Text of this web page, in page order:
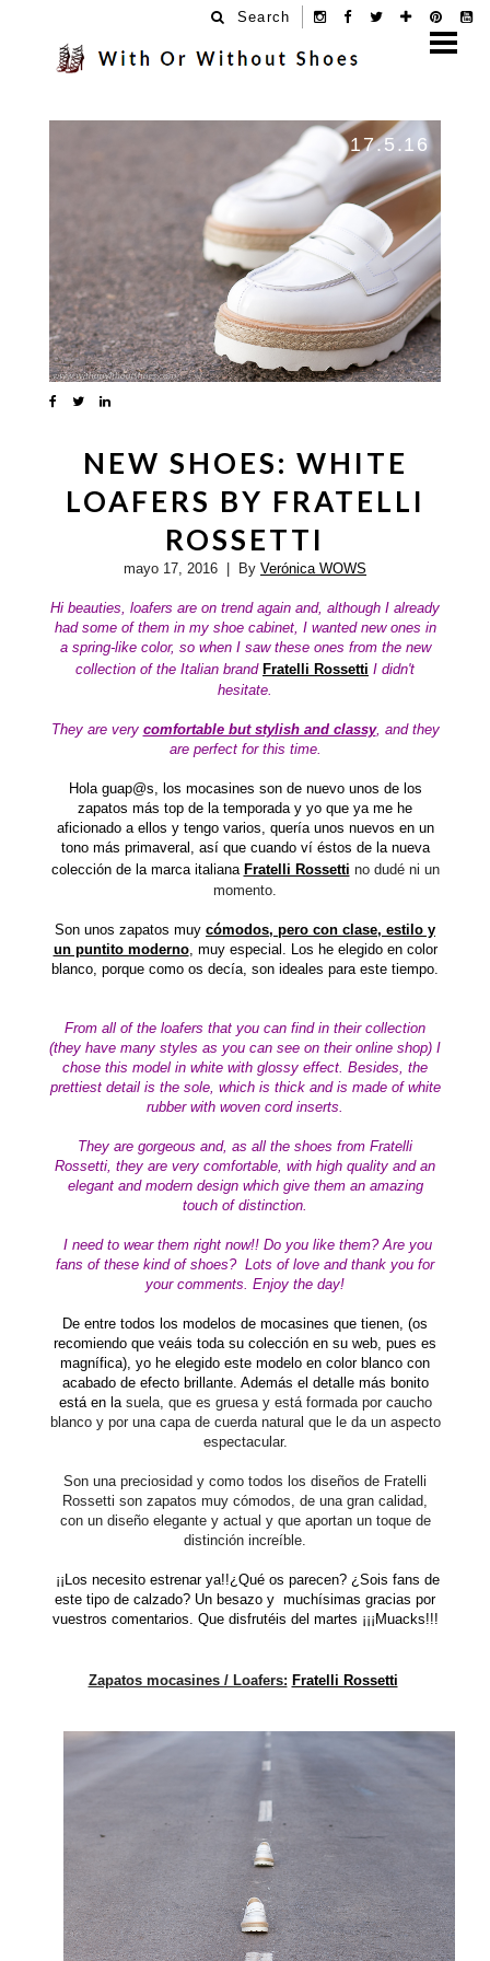
Search
17.5.16
NEW SHOES: WHITE
LOAFERS BY FRATELLI
ROSSETTI
mayo 17, 2016 | By Verónica WOWS
Hi beauties, loafers are on trend again and, although I already
had some of them in my shoe cabinet, I wanted new ones in
a spring-like color, so when I saw these ones from the new
collection of the Italian brand Fratelli Rossetti I didn't
hesitate.
They are very comfortable but stylish and classy, and they
are perfect for this time.
Hola guap@s, los mocasines son de nuevo unos de los
zapatos más top de la temporada y yo que ya me he
aficionado a ellos y tengo varios, quería unos nuevos en un
tono más primaveral, así que cuando ví éstos de la nueva
colección de la marca italiana Fratelli Rossetti no dudé ni un
momento.
Son unos zapatos muy cómodos, pero con clase, estilo y
un puntito moderno, muy especial. Los he elegido en color
blanco, porque como os decía, son ideales para este tiempo.
From all of the loafers that you can find in their collection
(they have many styles as you can see on their online shop) I
chose this model in white with glossy effect. Besides, the
prettiest detail is the sole, which is thick and is made of white
rubber with woven cord inserts.
They are gorgeous and, as all the shoes from Fratelli
Rossetti, they are very comfortable, with high quality and an
elegant and modern design which give them an amazing
touch of distinction.
I need to wear them right now!! Do you like them? Are you
fans of these kind of shoes? Lots of love and thank you for
your comments. Enjoy the day!
De entre todos los modelos de mocasines que tienen, (os
recomiendo que veáis toda su colección en su web, pues es
magnífica), yo he elegido este modelo en color blanco con
acabado de efecto brillante. Además el detalle más bonito
está en lasuela, que es gruesa y está formada por caucho
blanco y por una capa de cuerda natural que le da un aspecto
espectacular.
Son una preciosidad y como todos los diseños de Fratelli
Rossetti son zapatos muy cómodos, de una gran calidad,
con un diseño elegante y actual y que aportan un toque de
distinción increíble.
¡¡Los necesito estrenar ya!!¿Qué os parecen? ¿Sois fans de
este tipo de calzado? Un besazo y muchísimas gracias por
vuestros comentarios. Que disfrutéis del martes ¡¡¡Muacks!!!
Zapatos mocasines / Loafers: Fratelli Rossetti